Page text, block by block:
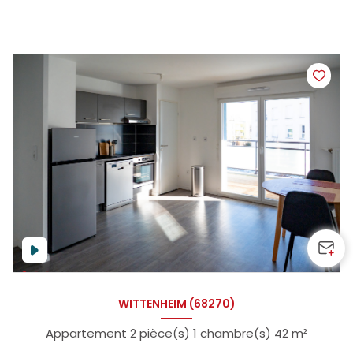
WITTENHEIM (68270)
Appartement 2 pièce(s) 1 chambre(s) 42 m²